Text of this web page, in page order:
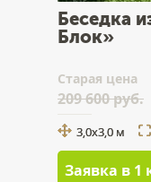
Беседка
Блок»
Cтарая цена
209 600 руб.
3,0x3,0 м
Заявка в 1